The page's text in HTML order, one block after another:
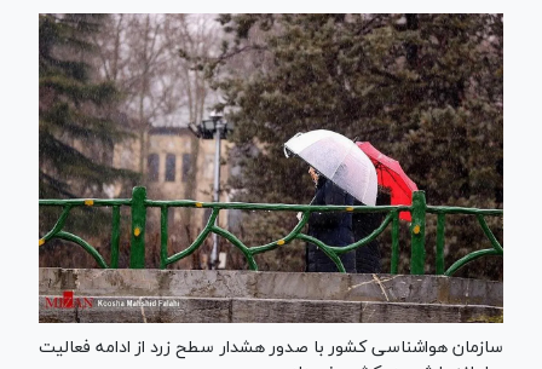
سازمان هواشناسی کشور با صدور هشدار سطح زرد از ادامه فعالیت